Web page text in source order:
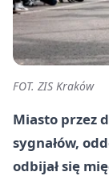
FOT. ZIS Kraków
Miasto przez
sygnałów,
odbijał się